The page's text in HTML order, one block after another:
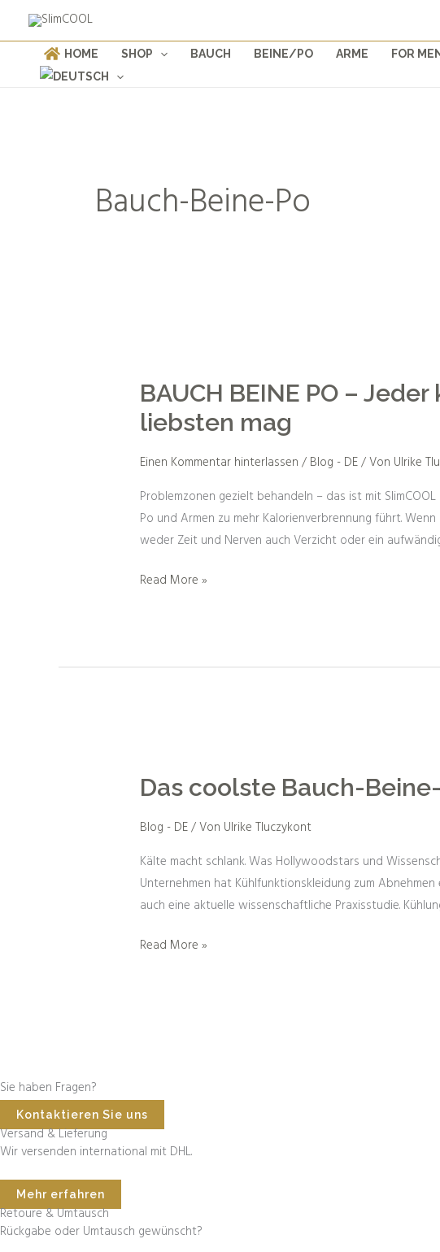
Weiter
HOME SHOP BAUCH BEINE/PO ARME FOR MEN
Bauch-Beine-Po
BAUCH BEINE PO –
liebsten mag
Einen Kommentar hinterlassen / Blog - DE/ Von Ulrike
Problemzonen gezielt behandeln – das ist mit
Po und Armen zu mehr Kalorienverbrennung führt.
weder Zeit und Nerven auch Verzicht oder ein
PO
–
Jeder
kann
dort
kühlen,
wo
es
Read More »
Das coolste Bauch-
Blog - DE/ Von Ulrike Tluczykont
Kälte macht schlank. Was Hollywoodstars und
Unternehmen hat Kühlfunktionskleidung zum
auch eine aktuelle wissenschaftliche Praxisstudie.
Bauch-
Po-
Programm
der
Welt
Read More »
Sie haben Fragen?
Kontaktieren Sie uns
Versand & Lieferung
Wir versenden international mit DHL.
Mehr erfahren
Retoure & Umtausch
Rückgabe oder Umtausch gewünscht?
Products
search